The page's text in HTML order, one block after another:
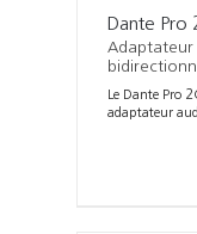
Dante Pro
Adaptateur
Le Dante Pro
adaptateur